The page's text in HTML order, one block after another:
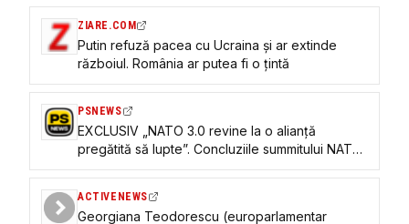
ZIARE.COM
Putin refuză pacea cu Ucraina și ar extinde
războiul. România ar putea fi o țintă
PSNEWS
EXCLUSIV „NATO 3.0 revine la o alianță
pregătită să lupte”. Concluziile summitului NATO
și implicațiile pentru România
ACTIVENEWS
Georgiana Teodorescu (europarlamentar